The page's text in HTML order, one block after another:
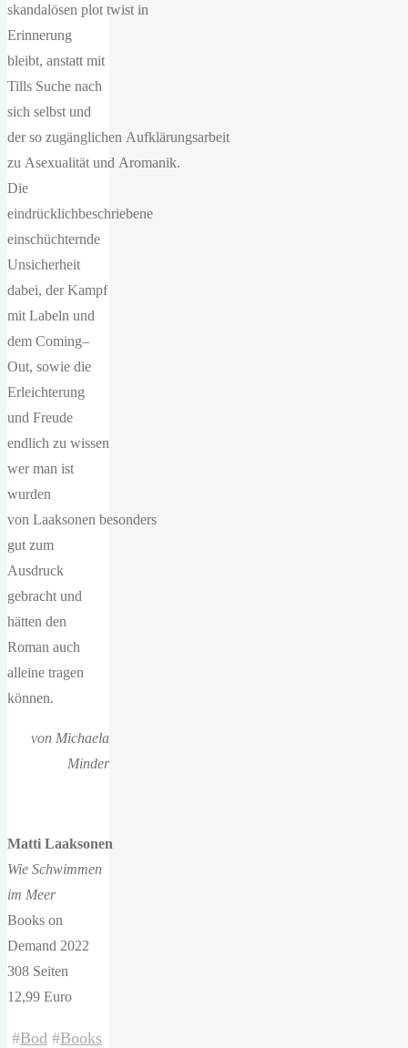
skandalösen plot twist in
Erinnerung
bleibt, anstatt mit
Tills Suche nach
sich selbst und
der so zugänglichen Aufklärungsarbeit
zu Asexualität und Aromanik.
Die
eindrücklichbeschriebene
einschüchternde
Unsicherheit
dabei, der Kampf
mit Labeln und
dem Coming–
Out, sowie die
Erleichterung
und Freude
endlich zu wissen
wer man ist
wurden
von Laaksonen besonders
gut zum
Ausdruck
gebracht und
hätten den
Roman auch
alleine tragen
können.
von Michaela
Minder
Matti Laaksonen
Wie Schwimmen
im Meer
Books on
Demand 2022
308 Seiten
12,99 Euro
#Bod #Books